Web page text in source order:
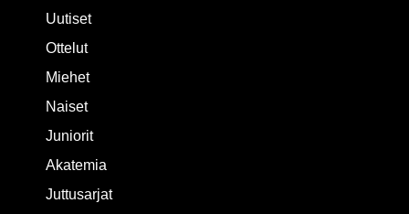
Uutiset
Ottelut
Miehet
Naiset
Juniorit
Akatemia
Juttusarjat